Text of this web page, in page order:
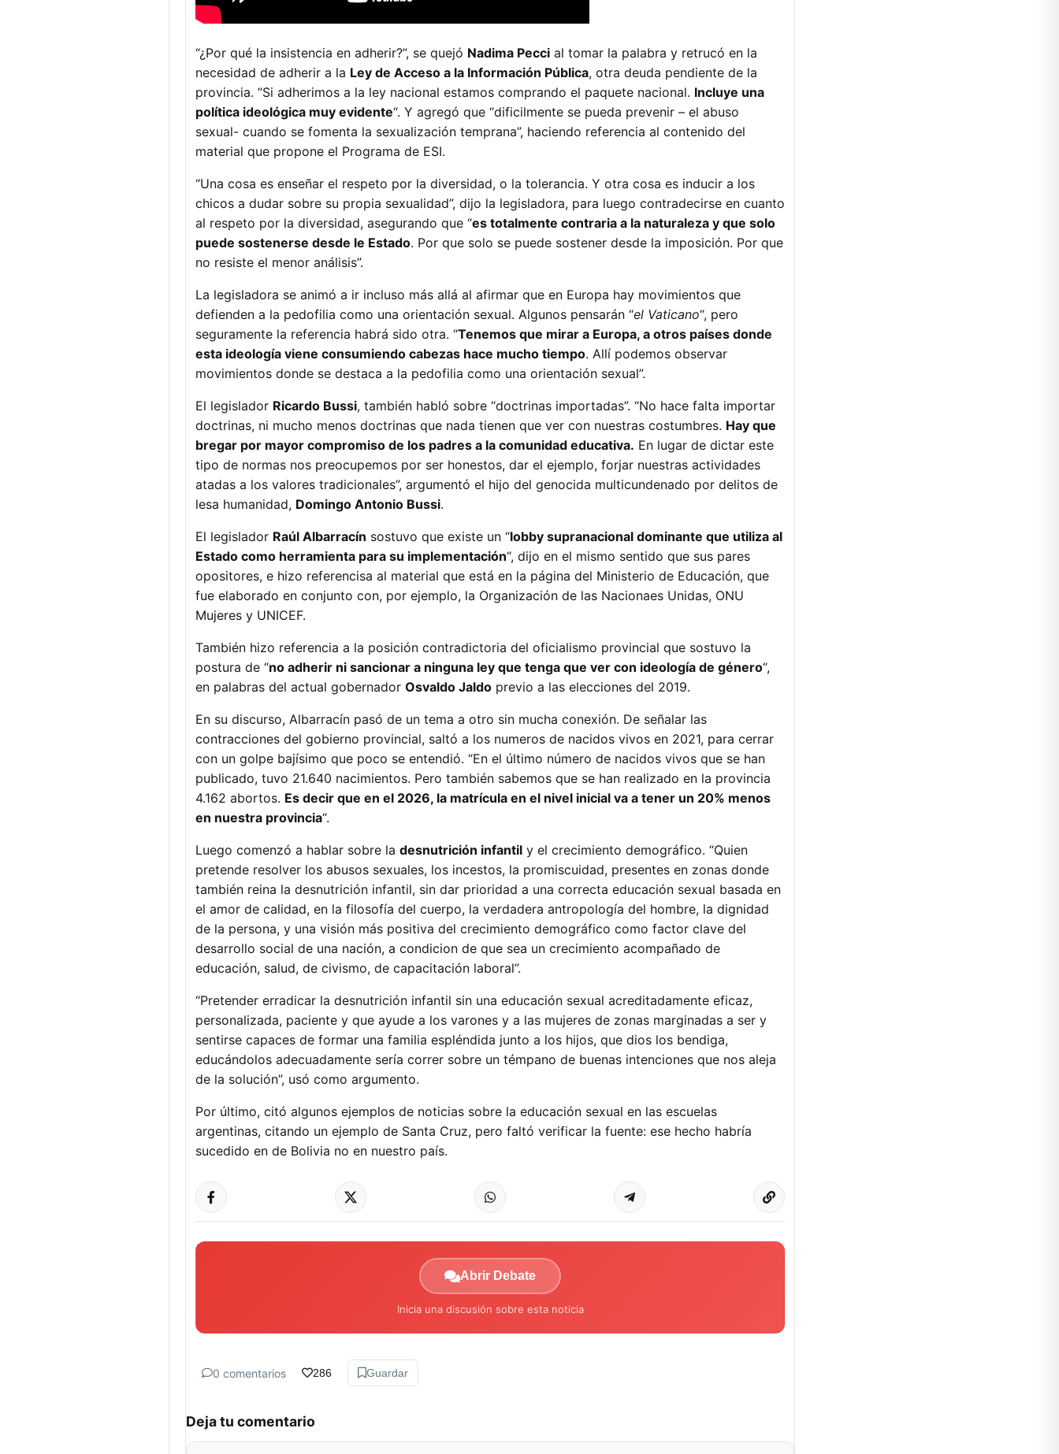
“¿Por qué la insistencia en adherir?”, se quejó Nadima Pecci al tomar la palabra y retrucó en la
necesidad de adherir a la Ley de Acceso a la Información Pública, otra deuda pendiente de la
provincia. “Si adherimos a la ley nacional estamos comprando el paquete nacional. Incluye una
política ideológica muy evidente“. Y agregó que “dificilmente se pueda prevenir – el abuso
sexual- cuando se fomenta la sexualización temprana”, haciendo referencia al contenido del
material que propone el Programa de ESI.
“Una cosa es enseñar el respeto por la diversidad, o la tolerancia. Y otra cosa es inducir a los
chicos a dudar sobre su propia sexualidad”, dijo la legisladora, para luego contradecirse en cuanto
al respeto por la diversidad, asegurando que “es totalmente contraria a la naturaleza y que solo
puede sostenerse desde le Estado. Por que solo se puede sostener desde la imposición. Por que
no resiste el menor análisis”.
La legisladora se animó a ir incluso más allá al afirmar que en Europa hay movimientos que
defienden a la pedofilia como una orientación sexual. Algunos pensarán “el Vaticano“, pero
seguramente la referencia habrá sido otra. “Tenemos que mirar a Europa, a otros países donde
esta ideología viene consumiendo cabezas hace mucho tiempo. Allí podemos observar
movimientos donde se destaca a la pedofilia como una orientación sexual”.
El legislador Ricardo Bussi, también habló sobre “doctrinas importadas”. “No hace falta importar
doctrinas, ni mucho menos doctrinas que nada tienen que ver con nuestras costumbres. Hay que
bregar por mayor compromiso de los padres a la comunidad educativa. En lugar de dictar este
tipo de normas nos preocupemos por ser honestos, dar el ejemplo, forjar nuestras actividades
atadas a los valores tradicionales”, argumentó el hijo del genocida multicundenado por delitos de
lesa humanidad, Domingo Antonio Bussi.
El legislador Raúl Albarracín sostuvo que existe un “lobby supranacional dominante que utiliza al
Estado como herramienta para su implementación“, dijo en el mismo sentido que sus pares
opositores, e hizo referencisa al material que está en la página del Ministerio de Educación, que
fue elaborado en conjunto con, por ejemplo, la Organización de las Nacionaes Unidas, ONU
Mujeres y UNICEF.
También hizo referencia a la posición contradictoria del oficialismo provincial que sostuvo la
postura de “no adherir ni sancionar a ninguna ley que tenga que ver con ideología de género“,
en palabras del actual gobernador Osvaldo Jaldo previo a las elecciones del 2019.
En su discurso, Albarracín pasó de un tema a otro sin mucha conexión. De señalar las
contracciones del gobierno provincial, saltó a los numeros de nacidos vivos en 2021, para cerrar
con un golpe bajísimo que poco se entendió. “En el último número de nacidos vivos que se han
publicado, tuvo 21.640 nacimientos. Pero también sabemos que se han realizado en la provincia
4.162 abortos. Es decir que en el 2026, la matrícula en el nivel inicial va a tener un 20% menos
en nuestra provincia“.
Luego comenzó a hablar sobre la desnutrición infantil y el crecimiento demográfico. “Quien
pretende resolver los abusos sexuales, los incestos, la promiscuidad, presentes en zonas donde
también reina la desnutrición infantil, sin dar prioridad a una correcta educación sexual basada en
el amor de calidad, en la filosofía del cuerpo, la verdadera antropología del hombre, la dignidad
de la persona, y una visión más positiva del crecimiento demográfico como factor clave del
desarrollo social de una nación, a condicion de que sea un crecimiento acompañado de
educación, salud, de civismo, de capacitación laboral”.
“Pretender erradicar la desnutrición infantil sin una educación sexual acreditadamente eficaz,
personalizada, paciente y que ayude a los varones y a las mujeres de zonas marginadas a ser y
sentirse capaces de formar una familia espléndida junto a los hijos, que dios los bendiga,
educándolos adecuadamente sería correr sobre un témpano de buenas intenciones que nos aleja
de la solución”, usó como argumento.
Por último, citó algunos ejemplos de noticias sobre la educación sexual en las escuelas
argentinas, citando un ejemplo de Santa Cruz, pero faltó verificar la fuente: ese hecho habría
sucedido en de Bolivia no en nuestro país.
Abrir Debate
Inicia una discusión sobre esta noticia
0 comentarios 286 Guardar
Deja tu comentario